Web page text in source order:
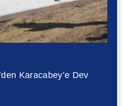
Karacabey’e Dev